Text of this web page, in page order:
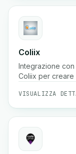
Coliix
Integrazione con
Coliix per creare
VISUALIZZA